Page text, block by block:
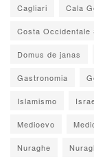
Cagliari Cala
Costa Occidentale
Domus de janas
Gastronomia
Islamismo
Medioevo
Nuraghe